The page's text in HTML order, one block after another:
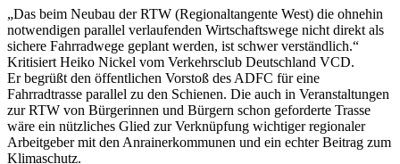
„Das beim Neubau der RTW (Regionaltangente West) die ohnehin
notwendigen parallel verlaufenden Wirtschaftswege nicht direkt als
sichere Fahrradwege geplant werden, ist schwer verständlich.“
Kritisiert Heiko Nickel vom Verkehrsclub Deutschland VCD.
Er begrüßt den öffentlichen Vorstoß des ADFC für eine
Fahrradtrasse parallel zu den Schienen. Die auch in Veranstaltungen
zur RTW von Bürgerinnen und Bürgern schon geforderte Trasse
wäre ein nützliches Glied zur Verknüpfung wichtiger regionaler
Arbeitgeber mit den Anrainerkommunen und ein echter Beitrag zum
Klimaschutz.